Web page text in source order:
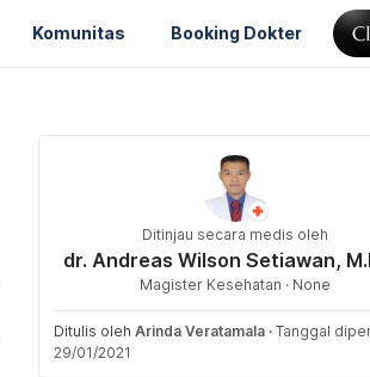
Komunitas Booking Dokter
Ditinjau secara medis oleh
dr. Andreas Wilson Setiawan,
Magister Kesehatan · None
Ditulis oleh Arinda Veratamala · Tanggal
29/01/2021